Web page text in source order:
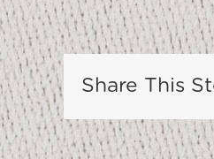
Share This